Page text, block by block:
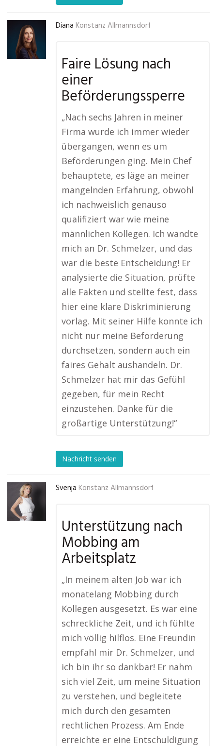
Diana Konstanz Allmannsdorf
Faire Lösung nach
einer
Beförderungssperre
„Nach sechs Jahren in meiner
Firma wurde ich immer wieder
übergangen, wenn es um
Beförderungen ging. Mein Chef
behauptete, es läge an meiner
mangelnden Erfahrung, obwohl
ich nachweislich genauso
qualifiziert war wie meine
männlichen Kollegen. Ich wandte
mich an Dr. Schmelzer, und das
war die beste Entscheidung! Er
analysierte die Situation, prüfte
alle Fakten und stellte fest, dass
hier eine klare Diskriminierung
vorlag. Mit seiner Hilfe konnte ich
nicht nur meine Beförderung
durchsetzen, sondern auch ein
faires Gehalt aushandeln. Dr.
Schmelzer hat mir das Gefühl
gegeben, für mein Recht
einzustehen. Danke für die
großartige Unterstützung!“
Nachricht senden
Svenja Konstanz Allmannsdorf
Unterstützung nach
Mobbing am
Arbeitsplatz
„In meinem alten Job war ich
monatelang Mobbing durch
Kollegen ausgesetzt. Es war eine
schreckliche Zeit, und ich fühlte
mich völlig hilflos. Eine Freundin
empfahl mir Dr. Schmelzer, und
ich bin ihr so dankbar! Er nahm
sich viel Zeit, um meine Situation
zu verstehen, und begleitete
mich durch den gesamten
rechtlichen Prozess. Am Ende
erreichte er eine Entschuldigung